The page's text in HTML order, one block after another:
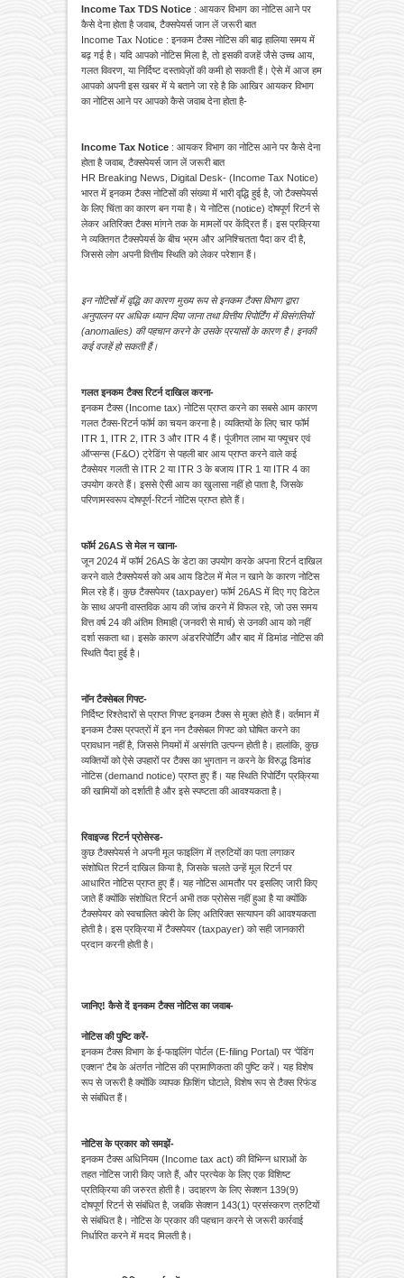
Income Tax TDS Notice : आयकर विभाग का नोटिस आने पर
कैसे देना होता है जवाब, टैक्सपेयर्स जान लें जरूरी बात
Income Tax Notice : इनकम टैक्स नोटिस की बाढ़ हालिया समय में
बढ़ गई है। यदि आपको नोटिस मिला है, तो इसकी वजहें जैसे उच्च आय,
गलत विवरण, या निर्दिष्ट दस्तावेज़ों की कमी हो सकती हैं। ऐसे में आज हम
आपको अपनी इस खबर में ये बताने जा रहे है कि आखिर आयकर विभाग
का नोटिस आने पर आपको कैसे जवाब देना होता है-
Income Tax Notice : आयकर विभाग का नोटिस आने पर कैसे देना
होता है जवाब, टैक्सपेयर्स जान लें जरूरी बात
HR Breaking News, Digital Desk- (Income Tax Notice)
भारत में इनकम टैक्स नोटिसों की संख्या में भारी वृद्धि हुई है, जो टैक्सपेयर्स
के लिए चिंता का कारण बन गया है। ये नोटिस (notice) दोषपूर्ण रिटर्न से
लेकर अतिरिक्त टैक्स मांगने तक के मामलों पर केंद्रित हैं। इस प्रक्रिया
ने व्यक्तिगत टैक्सपेयर्स के बीच भ्रम और अनिश्चितता पैदा कर दी है,
जिससे लोग अपनी वित्तीय स्थिति को लेकर परेशान हैं।
इन नोटिसों में वृद्धि का कारण मुख्य रूप से इनकम टैक्स विभाग द्वारा
अनुपालन पर अधिक ध्यान दिया जाना तथा वित्तीय रिपोर्टिंग में विसंगतियों
(anomalies) की पहचान करने के उसके प्रयासों के कारण है। इनकी
कई वजहें हो सकती हैं।
गलत इनकम टैक्स रिटर्न दाखिल करना-
इनकम टैक्स (Income tax) नोटिस प्राप्त करने का सबसे आम कारण
गलत टैक्स-रिटर्न फॉर्म का चयन करना है। व्यक्तियों के लिए चार फॉर्म
ITR 1, ITR 2, ITR 3 और ITR 4 हैं। पूंजीगत लाभ या फ्यूचर एवं
ऑप्सन्स (F&O) ट्रेडिंग से पहली बार आय प्राप्त करने वाले कई
टैक्सेयर गलती से ITR 2 या ITR 3 के बजाय ITR 1 या ITR 4 का
उपयोग करते हैं। इससे ऐसी आय का खुलासा नहीं हो पाता है, जिसके
परिणामस्वरूप दोषपूर्ण-रिटर्न नोटिस प्राप्त होते हैं।
फॉर्म 26AS से मेल न खाना-
जून 2024 में फॉर्म 26AS के डेटा का उपयोग करके अपना रिटर्न दाखिल
करने वाले टैक्सपेयर्स को अब आय डिटेल में मेल न खाने के कारण नोटिस
मिल रहे हैं। कुछ टैक्सपेयर (taxpayer) फॉर्म 26AS में दिए गए डिटेल
के साथ अपनी वास्तविक आय की जांच करने में विफल रहे, जो उस समय
वित्त वर्ष 24 की अंतिम तिमाही (जनवरी से मार्च) से उनकी आय को नहीं
दर्शा सकता था। इसके कारण अंडररिपोर्टिंग और बाद में डिमांड नोटिस की
स्थिति पैदा हुई है।
नॉन टैक्सेबल गिफ्ट-
निर्दिष्ट रिश्तेदारों से प्राप्त गिफ्ट इनकम टैक्स से मुक्त होते हैं। वर्तमान में
इनकम टैक्स प्रपत्रों में इन नन टैक्सेबल गिफ्ट को घोषित करने का
प्रावधान नहीं है, जिससे नियमों में असंगति उत्पन्न होती है। हालांकि, कुछ
व्यक्तियों को ऐसे उपहारों पर टैक्स का भुगतान न करने के विरुद्ध डिमांड
नोटिस (demand notice) प्राप्त हुए हैं। यह स्थिति रिपोर्टिंग प्रक्रिया
की खामियों को दर्शाती है और इसे स्पष्टता की आवश्यकता है।
रिवाइज्ड रिटर्न प्रोसेस्ड-
कुछ टैक्सपेयर्स ने अपनी मूल फाइलिंग में त्रुटियों का पता लगाकर
संशोधित रिटर्न दाखिल किया है, जिसके चलते उन्हें मूल रिटर्न पर
आधारित नोटिस प्राप्त हुए हैं। यह नोटिस आमतौर पर इसलिए जारी किए
जाते हैं क्योंकि संशोधित रिटर्न अभी तक प्रोसेस नहीं हुआ है या क्योंकि
टैक्सपेयर को स्वचालित क्वेरी के लिए अतिरिक्त सत्यापन की आवश्यकता
होती है। इस प्रक्रिया में टैक्सपेयर (taxpayer) को सही जानकारी
प्रदान करनी होती है।
जानिए! कैसे दें इनकम टैक्स नोटिस का जवाब-
नोटिस की पुष्टि करें-
इनकम टैक्स विभाग के ई-फाइलिंग पोर्टल (E-filing Portal) पर ‘पेंडिंग
एक्शन’ टैब के अंतर्गत नोटिस की प्रामाणिकता की पुष्टि करें। यह विशेष
रूप से जरूरी है क्योंकि व्यापक फ़िशिंग घोटाले, विशेष रूप से टैक्स रिफंड
से संबंधित हैं।
नोटिस के प्रकार को समझें-
इनकम टैक्स अधिनियम (Income tax act) की विभिन्न धाराओं के
तहत नोटिस जारी किए जाते हैं, और प्रत्येक के लिए एक विशिष्ट
प्रतिक्रिया की जरुरत होती है। उदाहरण के लिए सेक्शन 139(9)
दोषपूर्ण रिटर्न से संबंधित है, जबकि सेक्शन 143(1) प्रसंस्करण त्रुटियों
से संबंधित है। नोटिस के प्रकार की पहचान करने से जरूरी कार्रवाई
निर्धारित करने में मदद मिलती है।